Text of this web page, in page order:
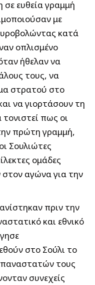
ευθεία γραμμή
με
κατά
οπλισμένο
ήθελαν να
τους, να
στρατού στο
να γιορτάσουν τη
τονιστεί πως οι
πρώτη γραμμή,
Σουλιώτες
ομάδες
αγώνα για την
πριν την
και εθνικό
στο Σούλι το
τους
συνεχείς